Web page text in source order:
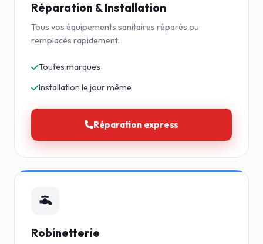
Réparation & Installation
Tous vos équipements sanitaires réparés ou
remplacés rapidement.
Toutes marques
Installation le jour même
Réparation express
Robinetterie